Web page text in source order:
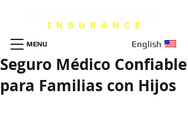
English
MENU
Seguro Médico Confiable
para Familias con Hijos